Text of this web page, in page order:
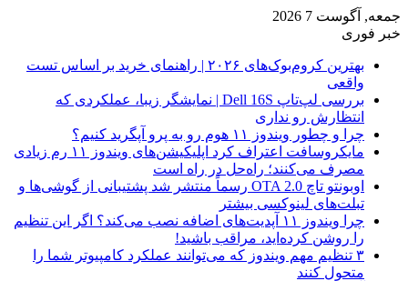
جمعه, آگوست 7 2026
خبر فوری
بهترین کروم‌بوک‌های ۲۰۲۶ | راهنمای خرید بر اساس تست
واقعی
بررسی لپ‌تاپ Dell 16S | نمایشگر زیبا، عملکردی که
انتظارش رو نداری
چرا و چطور ویندوز ۱۱ هوم رو به پرو آپگرید کنیم؟
مایکروسافت اعتراف کرد اپلیکیشن‌های ویندوز ۱۱ رم زیادی
مصرف می‌کنند؛ راه‌حل در راه است
اوبونتو تاچ OTA 2.0 رسماً منتشر شد پشتیبانی از گوشی‌ها و
تبلت‌های لینوکسی بیشتر
چرا ویندوز ۱۱ آپدیت‌های اضافه نصب می‌کند؟ اگر این تنظیم
را روشن کرده‌اید، مراقب باشید!
۳ تنظیم مهم ویندوز که می‌توانند عملکرد کامپیوتر شما را
متحول کنند